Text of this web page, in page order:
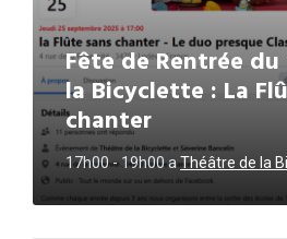
Fête de Rentrée
la Bicyclette : La
chanter
17h00 - 19h00aThéâtre de la